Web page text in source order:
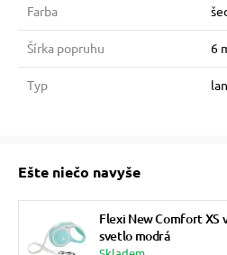
Farba
Šírka popruhu 6
Typ
Ešte niečo navyše
Flexi New Comfort
svetlo modrá